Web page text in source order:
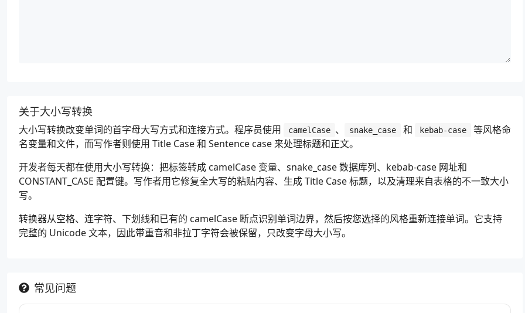
关于大小写转换
大小写转换改变单词的首字母大写方式和连接方式。程序员使用 camelCase 、 snake_case 和 kebab-case
等风格命
名变量和文件，而写作者则使用 Title Case 和 Sentence case 来处理标题和正文。
开发者每天都在使用大小写转换：把标签转成 camelCase 变量、snake_case 数据库列、kebab-case 网址和
CONSTANT_CASE 配置键。写作者用它修复全大写的粘贴内容、生成 Title Case 标题，以及清理来自表格的不一致大小
写。
转换器从空格、连字符、下划线和已有的 camelCase 断点识别单词边界，然后按您选择的风格重新连接单词。它支持
完整的 Unicode 文本，因此带重音和非拉丁字符会被保留，只改变字母大小写。
常见问题